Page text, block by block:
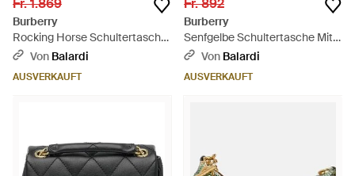
Fr. 1.869
Burberry
Rocking Horse Schultertasche
Aus Schwarzem, Gestepptem
Von Balardi
AUSVERKAUFT
Fr. 892
Burberry
Senfgelbe Schultertasche Mit
Karomuster - Mettallic
Von Balardi
AUSVERKAUFT